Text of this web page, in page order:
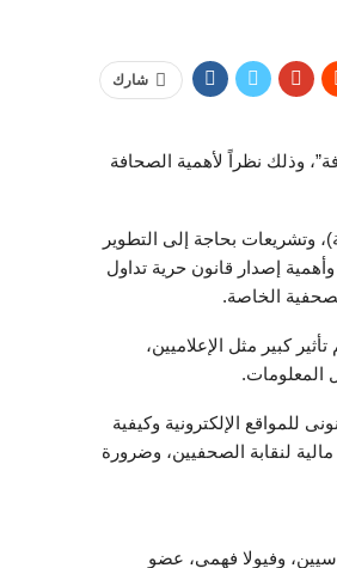
شارك
وذلك نظراً لأهمية الصحافة
وتشريعات بحاجة إلى التطوير
إصدار قانون حرية تداول
الخاصة.
كبير مثل الإعلاميين،
المعلومات.
للمواقع الإلكترونية وكيفية
لنقابة الصحفيين، وضرورة
وفيولا فهمي، عضو